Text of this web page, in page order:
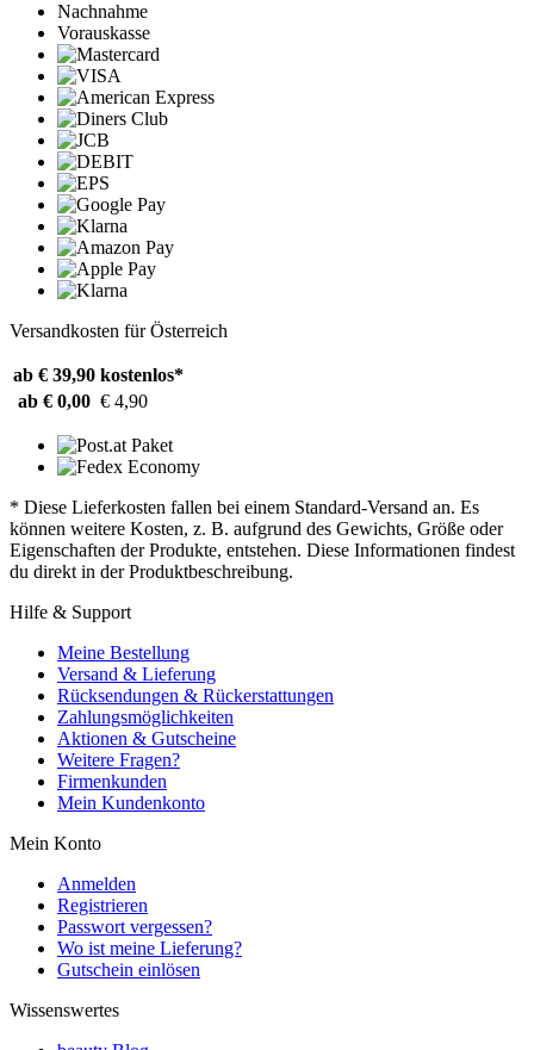
Nachnahme
Vorauskasse
Versandkosten für Österreich
ab € 39,90 kostenlos*
ab € 0,00 € 4,90
* Diese Lieferkosten fallen bei einem Standard-Versand an. Es
können weitere Kosten, z. B. aufgrund des Gewichts, Größe oder
Eigenschaften der Produkte, entstehen. Diese Informationen findest
du direkt in der Produktbeschreibung.
Hilfe & Support
Meine Bestellung
Versand & Lieferung
Rücksendungen & Rückerstattungen
Zahlungsmöglichkeiten
Aktionen & Gutscheine
Weitere Fragen?
Firmenkunden
Mein Kundenkonto
Mein Konto
Anmelden
Registrieren
Passwort vergessen?
Wo ist meine Lieferung?
Gutschein einlösen
Wissenswertes